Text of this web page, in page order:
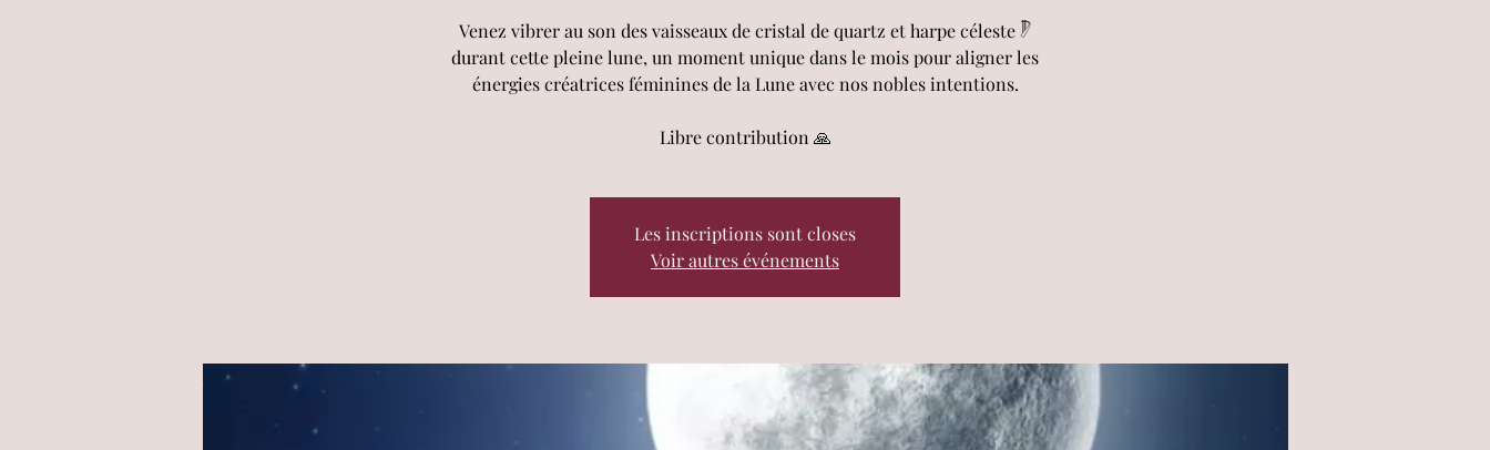
Venez vibrer au son des vaisseaux de cristal de quartz et harpe céleste 𓏢
durant cette pleine lune, un moment unique dans le mois pour aligner les
énergies créatrices féminines de la Lune avec nos nobles intentions.
Libre contribution 🙏
Les inscriptions sont closes
Voir autres événements